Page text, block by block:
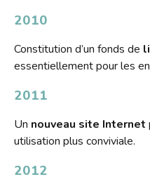
2010
Constitution d’un fonds de
essentiellement pour les
2011
Un nouveau site Internet
utilisation plus conviviale.
2012